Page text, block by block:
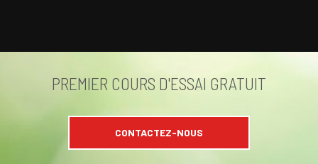
PREMIER COURS D'ESSAI GRATUIT
CONTACTEZ-NOUS